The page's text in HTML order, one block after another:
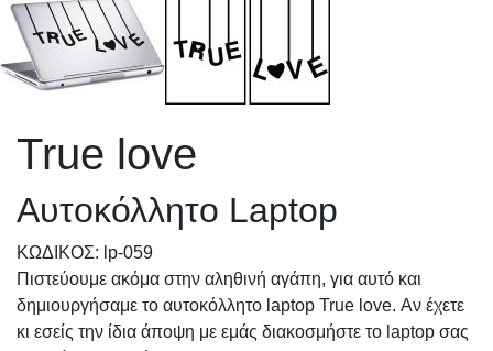
True love
Αυτοκόλλητο Laptop
KΩΔΙΚΟΣ: lp-059
Πιστεύουμε ακόμα στην αληθινή αγάπη, για αυτό και
δημιουργήσαμε το αυτοκόλλητο laptop True love. Αν έχετε
κι εσείς την ίδια άποψη με εμάς διακοσμήστε το laptop σας